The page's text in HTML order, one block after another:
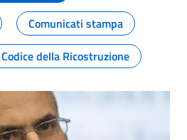
Comunicati stampa
Codice della Ricostruzione